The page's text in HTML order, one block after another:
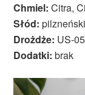
Chmiel: Citra,
Słód: pilzneński
Drożdże: US-05
Dodatki: brak